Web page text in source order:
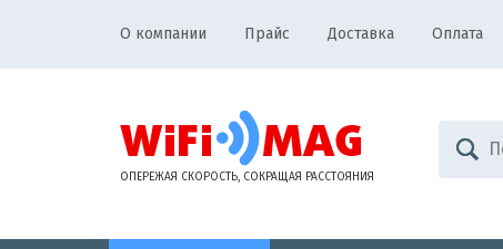
О компании Прайс Доставка Оплата
ОПЕРЕЖАЯ СКОРОСТЬ, СОКРАЩАЯ РАССТОЯНИЯ